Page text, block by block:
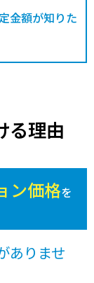
金額が知りた
る理由
ン価格を
ありませ